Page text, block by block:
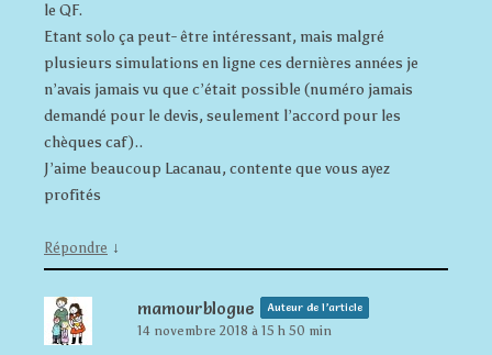
le QF.
Etant solo ça peut- être intéressant, mais malgré
plusieurs simulations en ligne ces dernières années je
n’avais jamais vu que c’était possible (numéro jamais
demandé pour le devis, seulement l’accord pour les
chèques caf)..
J’aime beaucoup Lacanau, contente que vous ayez
profités
Répondre ↓
mamourblogue Auteur de l’article
14 novembre 2018 à 15 h 50 min